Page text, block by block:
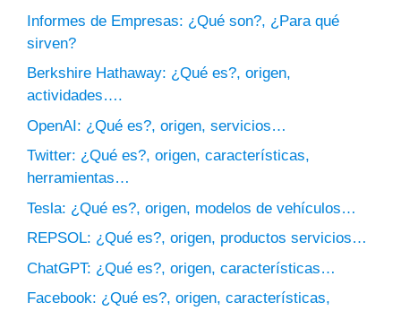
Informes de Empresas: ¿Qué son?, ¿Para qué
sirven?
Berkshire Hathaway: ¿Qué es?, origen,
actividades….
OpenAI: ¿Qué es?, origen, servicios…
Twitter: ¿Qué es?, origen, características,
herramientas…
Tesla: ¿Qué es?, origen, modelos de vehículos…
REPSOL: ¿Qué es?, origen, productos servicios…
ChatGPT: ¿Qué es?, origen, características…
Facebook: ¿Qué es?, origen, características,